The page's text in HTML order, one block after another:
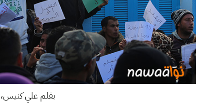
بقلم علي كنيس،